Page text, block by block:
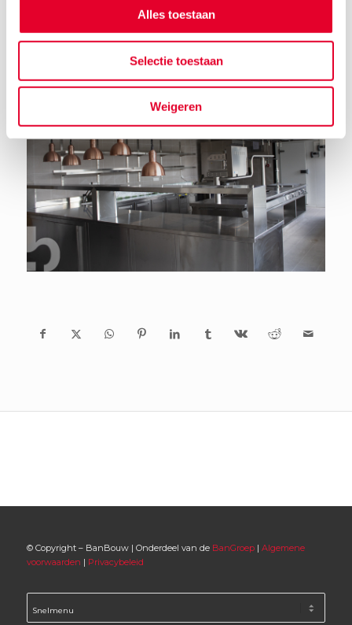
Alles toestaan
Selectie toestaan
Weigeren
© Copyright – BanBouw | Onderdeel van de BanGroep| Algemene
voorwaarden | Privacybeleid